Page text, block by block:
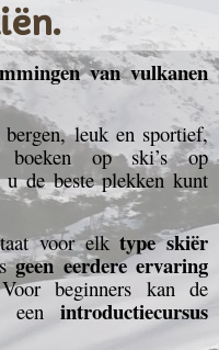
van vulkanen
leuk en sportief,
boeken op ski’s op
u de beste plekken kunt
voor elktype skiër
geen eerdere ervaring
Voor beginners kan de
een introductiecursus